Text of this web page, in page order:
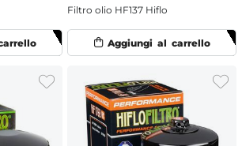
Filtro olio HF137 Hiflo